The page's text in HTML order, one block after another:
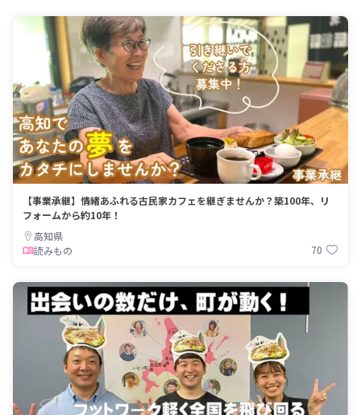
【事業承継】情緒あふれる古民家カフェを継ぎませんか？築100年、リ
フォームから約10年！
高知県
読みもの
70